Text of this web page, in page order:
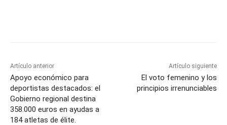
Artículo anterior
Apoyo económico para
deportistas destacados: el
Gobierno regional destina
358.000 euros en ayudas a
184 atletas de élite.
Artículo siguiente
El voto femenino y los
principios irrenunciables